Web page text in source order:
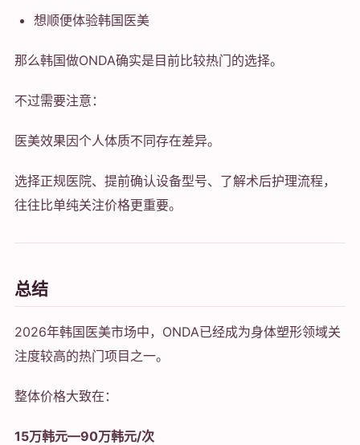
想顺便体验韩国医美
那么韩国做ONDA确实是目前比较热门的选择。
不过需要注意：
医美效果因个人体质不同存在差异。
选择正规医院、提前确认设备型号、了解术后护理流程，
往往比单纯关注价格更重要。
总结
2026年韩国医美市场中，ONDA已经成为身体塑形领域关
注度较高的热门项目之一。
整体价格大致在：
15万韩元—90万韩元/次